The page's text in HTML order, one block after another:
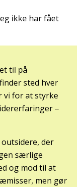
ikke har fået
til på
sted hver
vi for at styrke
–
der
særlige
og mod til at
men gør